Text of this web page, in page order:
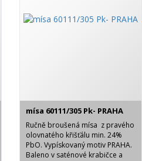
mísa 60111/305 Pk- PRAHA
Ručně broušená mísa z pravého
olovnatého křišťálu min. 24%
PbO. Vypískovaný motiv PRAHA.
Baleno v saténové krabičce a